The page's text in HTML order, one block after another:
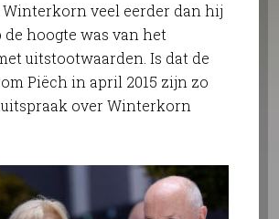
Winterkorn veel eerder dan hij
de hoogte was van het
uitstootwaarden. Is dat de
Piëch in april 2015 zijn zo
over Winterkorn